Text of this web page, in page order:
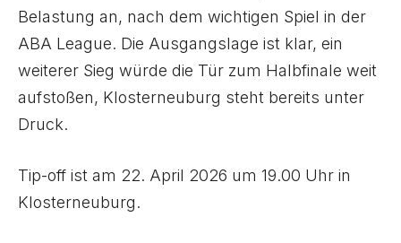
Belastung an, nach dem wichtigen Spiel in der
ABA League. Die Ausgangslage ist klar, ein
weiterer Sieg würde die Tür zum Halbfinale weit
aufstoßen, Klosterneuburg steht bereits unter
Druck.
Tip-off ist am 22. April 2026 um 19.00 Uhr in
Klosterneuburg.